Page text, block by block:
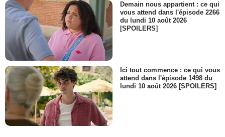
Demain nous appartient : ce qui
vous attend dans l'épisode 2266
du lundi 10 août 2026
[SPOILERS]
Ici tout commence : ce qui vous
attend dans l'épisode 1498 du
lundi 10 août 2026 [SPOILERS]